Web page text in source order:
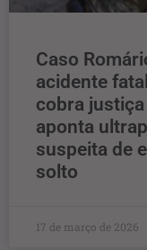
Caso
acidente
cobra
aponta
suspeita de
solto
17 de março de 2026